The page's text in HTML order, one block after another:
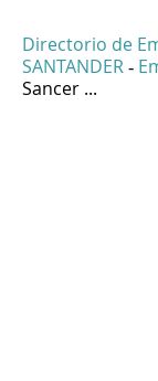
Directorio de
SANTANDER -
Sancer ...